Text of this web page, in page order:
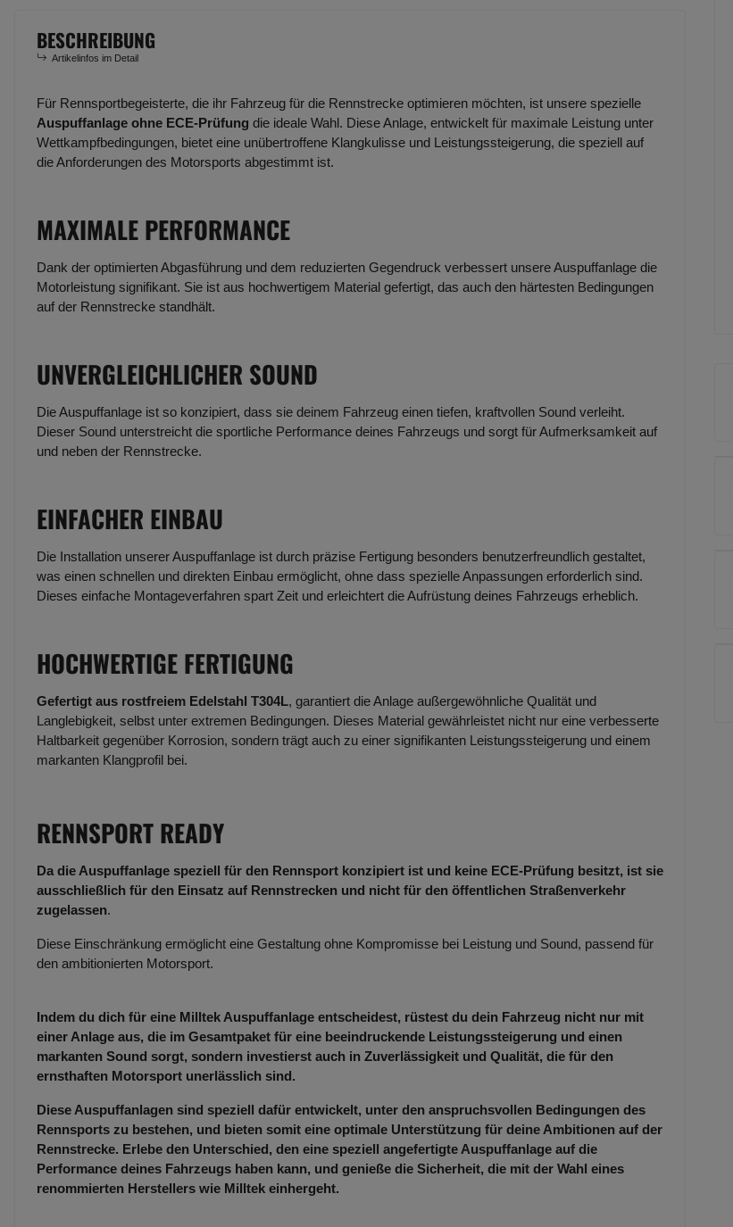
BESCHREIBUNG
Artikelinfos im Detail
Für Rennsportbegeisterte, die ihr Fahrzeug für die Rennstrecke optimieren möchten, ist unsere spezielle
Auspuffanlage ohne ECE-Prüfung die ideale Wahl. Diese Anlage, entwickelt für maximale Leistung unter
Wettkampfbedingungen, bietet eine unübertroffene Klangkulisse und Leistungssteigerung, die speziell auf
die Anforderungen des Motorsports abgestimmt ist.
MAXIMALE PERFORMANCE
Dank der optimierten Abgasführung und dem reduzierten Gegendruck verbessert unsere Auspuffanlage die
Motorleistung signifikant. Sie ist aus hochwertigem Material gefertigt, das auch den härtesten Bedingungen
auf der Rennstrecke standhält.
UNVERGLEICHLICHER SOUND
Die Auspuffanlage ist so konzipiert, dass sie deinem Fahrzeug einen tiefen, kraftvollen Sound verleiht.
Dieser Sound unterstreicht die sportliche Performance deines Fahrzeugs und sorgt für Aufmerksamkeit auf
und neben der Rennstrecke.
EINFACHER EINBAU
Die Installation unserer Auspuffanlage ist durch präzise Fertigung besonders benutzerfreundlich gestaltet,
was einen schnellen und direkten Einbau ermöglicht, ohne dass spezielle Anpassungen erforderlich sind.
Dieses einfache Montageverfahren spart Zeit und erleichtert die Aufrüstung deines Fahrzeugs erheblich.
HOCHWERTIGE FERTIGUNG
Gefertigt aus rostfreiem Edelstahl T304L, garantiert die Anlage außergewöhnliche Qualität und
Langlebigkeit, selbst unter extremen Bedingungen. Dieses Material gewährleistet nicht nur eine verbesserte
Haltbarkeit gegenüber Korrosion, sondern trägt auch zu einer signifikanten Leistungssteigerung und einem
markanten Klangprofil bei.
RENNSPORT READY
Da die Auspuffanlage speziell für den Rennsport konzipiert ist und keine ECE-Prüfung besitzt, ist sie
ausschließlich für den Einsatz auf Rennstrecken und nicht für den öffentlichen Straßenverkehr
zugelassen.
Diese Einschränkung ermöglicht eine Gestaltung ohne Kompromisse bei Leistung und Sound, passend für
den ambitionierten Motorsport.
Indem du dich für eine Milltek Auspuffanlage entscheidest, rüstest du dein Fahrzeug nicht nur mit
einer Anlage aus, die im Gesamtpaket für eine beeindruckende Leistungssteigerung und einen
markanten Sound sorgt, sondern investierst auch in Zuverlässigkeit und Qualität, die für den
ernsthaften Motorsport unerlässlich sind.
Diese Auspuffanlagen sind speziell dafür entwickelt, unter den anspruchsvollen Bedingungen des
Rennsports zu bestehen, und bieten somit eine optimale Unterstützung für deine Ambitionen auf der
Rennstrecke. Erlebe den Unterschied, den eine speziell angefertigte Auspuffanlage auf die
Performance deines Fahrzeugs haben kann, und genieße die Sicherheit, die mit der Wahl eines
renommierten Herstellers wie Milltek einhergeht.